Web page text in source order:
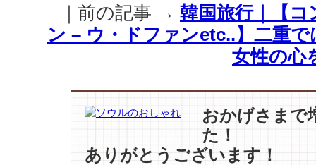
ッ
チ
【パ
ク・
ジ
ン
｜前の記事 → 韓国旅行｜【
ン – ウ・ドファンetc..】二重
女性の心
おかげさまで
た！
ありがとうございます！